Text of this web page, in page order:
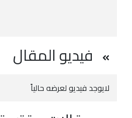
فيديو المقال
لايوجد فيديو لعرضه حالياً